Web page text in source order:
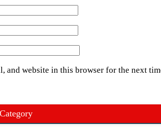
and website in this browser for the next